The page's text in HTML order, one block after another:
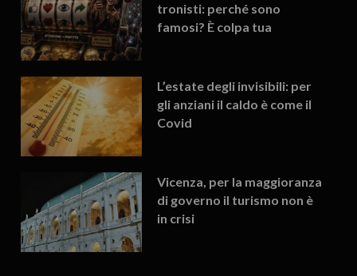
tronisti: perché sono
famosi? È colpa tua
L’estate degli invisibili: per
gli anziani il caldo è come il
Covid
Vicenza, per la maggioranza
di governo il turismo non è
in crisi